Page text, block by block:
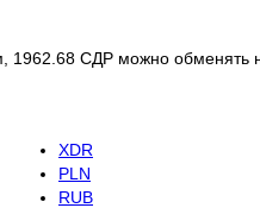
1962.68 СДР можно обменять
XDR
PLN
RUB